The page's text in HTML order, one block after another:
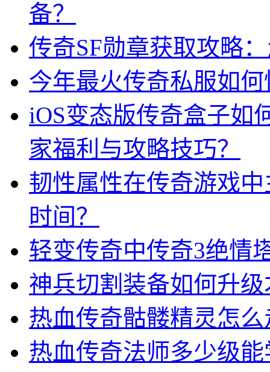
备？
传奇SF勋章获取攻略
今年最火传奇私服如
iOS变态版传奇盒子如
家福利与攻略技巧？
韧性属性在传奇游戏
时间？
轻变传奇中传奇3绝情
神兵切割装备如何升
热血传奇骷髅精灵怎
热血传奇法师多少级